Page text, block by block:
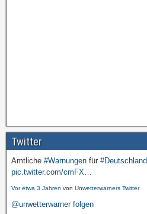
Twitter
Amtliche #Warnungen für #Deutschland
pic.twitter.com/cmFX…
Vor etwa 3 Jahren von Unwetterwarners Twitter
@unwetterwarner folgen